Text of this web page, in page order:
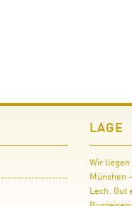
LAGE
Wir liegen
München
Lech. Gut